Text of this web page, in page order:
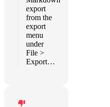
export
from the
export
menu
under
File >
Export…